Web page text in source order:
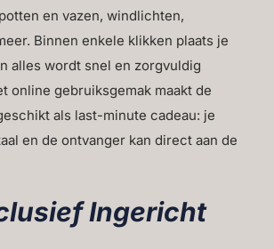
en vazen, windlichten,
Binnen enkele klikken plaats je
alles wordt snel en zorgvuldig
online gebruiksgemak maakt de
als last-minute cadeau: je
en de ontvanger kan direct aan de
Ingericht